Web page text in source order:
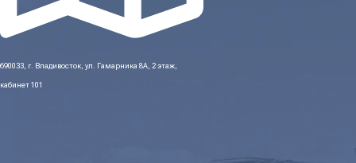
690033, г. Владивосток, ул. Гамарника 8А, 2 этаж,
кабинет 101